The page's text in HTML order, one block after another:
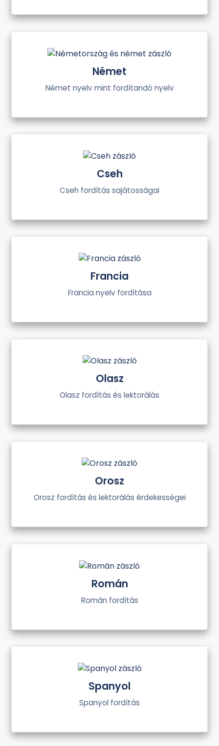
Német
Német nyelv mint fordítandó nyelv
Cseh
Cseh fordítás sajátosságai
Francia
Francia nyelv fordítása
Olasz
Olasz fordítás és lektorálás
Orosz
Orosz fordítás és lektorálás érdekességei
Román
Román fordítás
Spanyol
Spanyol fordítás